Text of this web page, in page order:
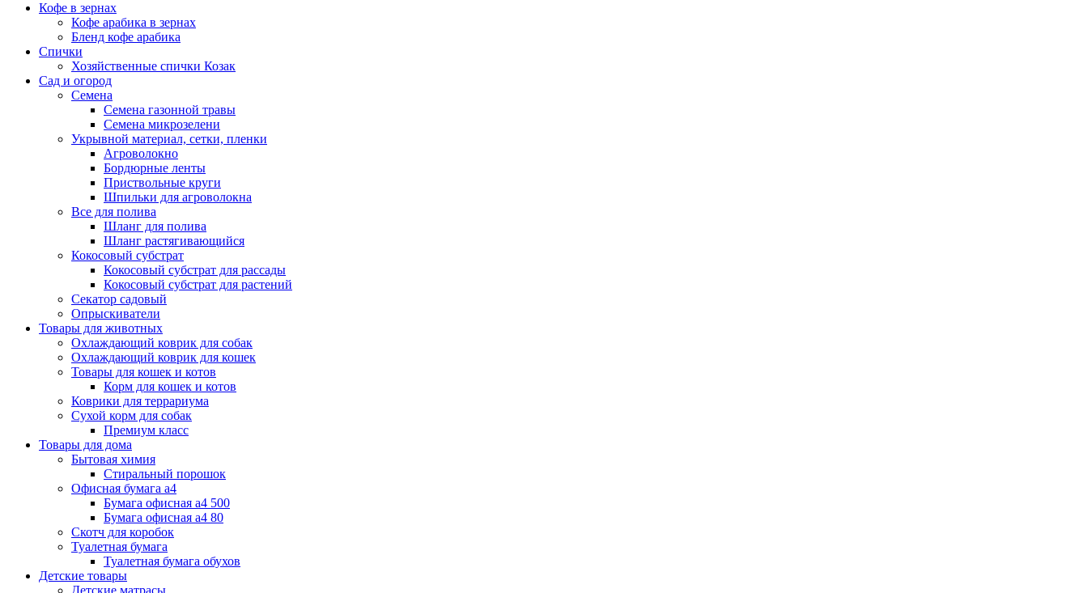
Кофе в зернах
Кофе арабика в зернах
Бленд кофе арабика
Спички
Хозяйственные спички Козак
Сад и огород
Семена
Семена газонной травы
Семена микрозелени
Укрывной материал, сетки, пленки
Агроволокно
Бордюрные ленты
Приствольные круги
Шпильки для агроволокна
Все для полива
Шланг для полива
Шланг растягивающийся
Кокосовый субстрат
Кокосовый субстрат для рассады
Кокосовый субстрат для растений
Секатор садовый
Опрыскиватели
Товары для животных
Охлаждающий коврик для собак
Охлаждающий коврик для кошек
Товары для кошек и котов
Корм для кошек и котов
Коврики для террариума
Сухой корм для собак
Премиум класс
Товары для дома
Бытовая химия
Стиральный порошок
Офисная бумага а4
Бумага офисная а4 500
Бумага офисная а4 80
Скотч для коробок
Туалетная бумага
Туалетная бумага обухов
Детские товары
Детские матрасы